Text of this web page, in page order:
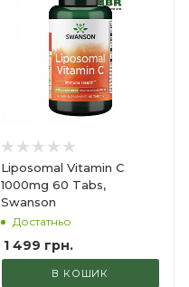
Liposomal Vitamin C
1000mg 60 Tabs,
Swanson
Достатньо
1 499 грн.
В КОШИК